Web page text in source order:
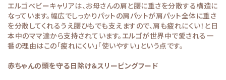
エルゴベビーキャリアは、お母さんの肩と腰に重さを分散する構造に
なっています。幅広でしっかりパットの肩パットが肩パット全体に重さ
を分散してくれるうえ腰ひもでも支えますので、肩も疲れにくい！と日
本中のママ達から支持されています。エルゴが世界中で愛される一
番の理由はこの「疲れにくい」「使いやすい」という点です。
赤ちゃんの頭を守る日除け＆スリーピングフード